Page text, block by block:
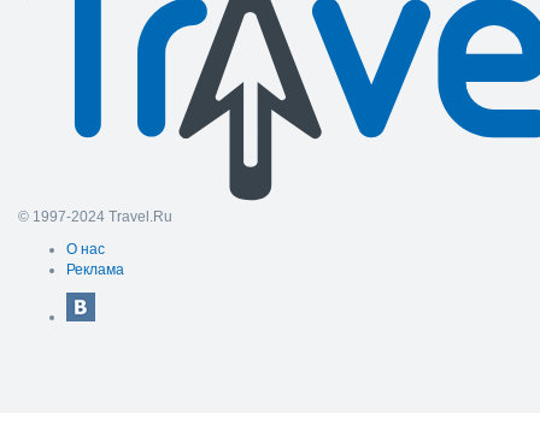
© 1997-2024 Travel.Ru
О нас
Реклама